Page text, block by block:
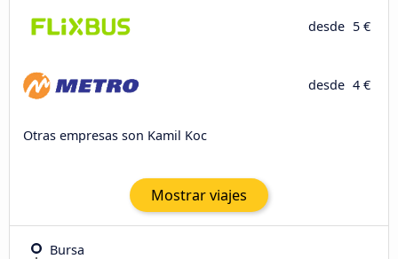
desde 5 €
desde 4 €
Otras empresas son Kamil Koc
Mostrar viajes
Bursa